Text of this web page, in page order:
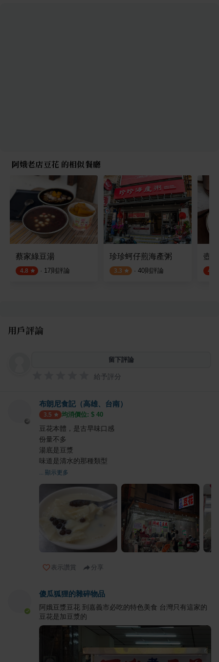
阿娥老店豆花 的相似餐廳
蔡家綠豆湯
4.8 · 17則評論
珍珍蚵仔煎海產粥
3.3 · 40則評論
壺
4.4
用戶評論
留下評論
給予評分
布朗尼食記（高雄、台南）
3.5 均消價位: $ 40
豆花本體，是古早味口感
份量不多
湯底是豆漿
味道是清水的那種類型
... 顯示更多
表示讚賞 分享
傻瓜狐狸的雜碎物品
阿娥豆漿豆花 到嘉義市必吃的特色美食 台灣只有這家的
豆花是加豆漿的